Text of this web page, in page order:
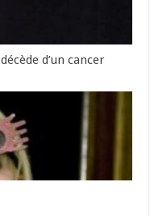
d’un cancer